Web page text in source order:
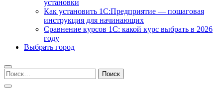
установки
Как установить 1С:Предприятие — пошаговая
инструкция для начинающих
Сравнение курсов 1С: какой курс выбрать в 2026
году
Выбрать город
Найти: